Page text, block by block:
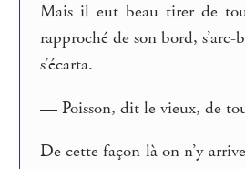
Mais il eut beau tirer de
rapproché de son bord,
s’écarta.
— Poisson, dit le vieux, de
De cette façon-là on n’y